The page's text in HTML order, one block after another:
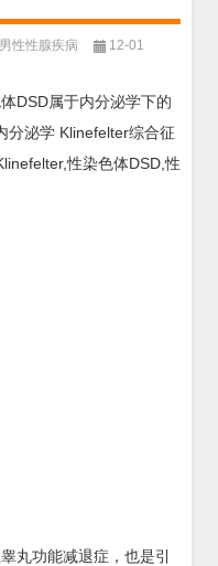
男性性腺疾病
12-01
DSD属于内分泌学下的
分泌学 Klinefelter综合征
性染色体DSD,性
丸功能减退症，也是引